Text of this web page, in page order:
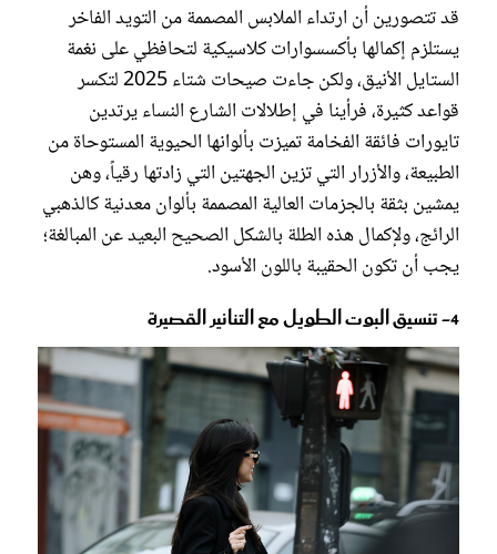
قد تتصورين أن ارتداء الملابس المصممة من التويد الفاخر
يستلزم إكمالها بأكسسوارات كلاسيكية لتحافظي على نغمة
الستايل الأنيق، ولكن جاءت صيحات شتاء 2025 لتكسر
قواعد كثيرة، فرأينا في إطلالات الشارع النساء يرتدين
تايورات فائقة الفخامة تميزت بألوانها الحيوية المستوحاة من
الطبيعة، والأزرار التي تزين الجهتين التي زادتها رقياً، وهن
يمشين بثقة بالجزمات العالية المصممة بألوان معدنية كالذهبي
الرائج، ولإكمال هذه الطلة بالشكل الصحيح البعيد عن المبالغة؛
يجب أن تكون الحقيبة باللون الأسود.
4- تنسيق البوت الطويل مع التنانير القصيرة